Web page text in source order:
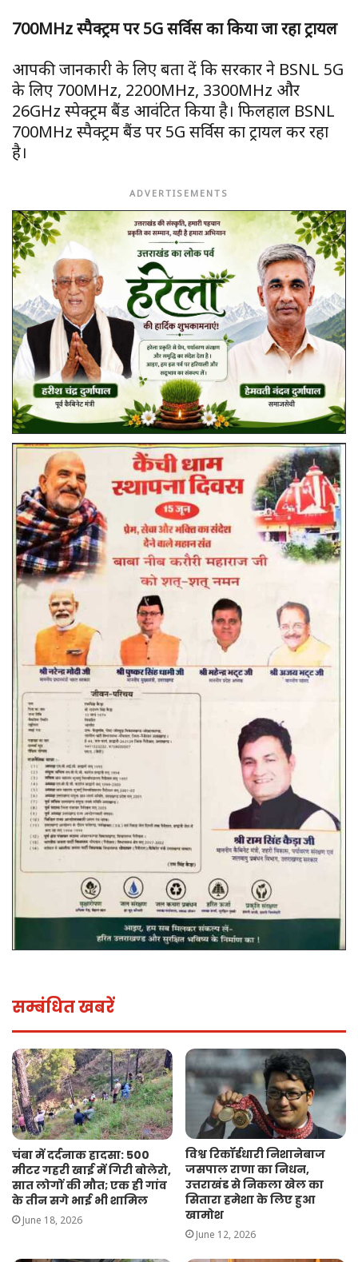
700MHz स्पैक्ट्रम पर 5G सर्विस का किया जा रहा ट्रायल
आपकी जानकारी के लिए बता दें कि सरकार ने BSNL 5G
के लिए 700MHz, 2200MHz, 3300MHz और
26GHz स्पेक्ट्रम बैंड आवंटित किया है। फिलहाल BSNL
700MHz स्पैक्ट्रम बैंड पर 5G सर्विस का ट्रायल कर रहा
है।
ADVERTISEMENTS
सम्बंधित खबरें
चंबा में दर्दनाक हादसा: 500
मीटर गहरी खाई में गिरी बोलेरो,
सात लोगों की मौत; एक ही गांव
के तीन सगे भाई भी शामिल
June 18, 2026
विश्व रिकॉर्डधारी निशानेबाज
जसपाल राणा का निधन,
उत्तराखंड से निकला खेल का
सितारा हमेशा के लिए हुआ
खामोश
June 12, 2026